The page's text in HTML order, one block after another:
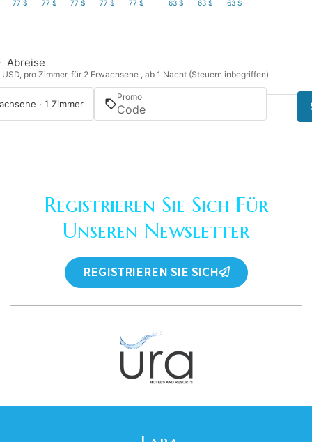
77 $ 77 $ 77 $ 77 $ 77 $ 63 $ 63 $ 63 $
Abreise
pro Zimmer, für 2 Erwachsene , ab 1 Nacht (Steuern inbegriffen)
· 1 Zimmer
Promo
Registrieren Sie Sich Für
Unseren Newsletter
REGISTRIEREN SIE SICH